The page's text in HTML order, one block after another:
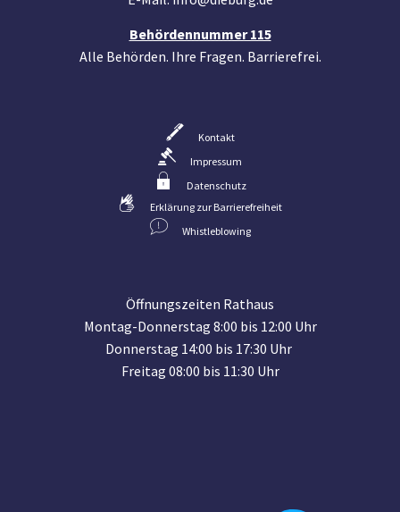
Behördennummer 115
Alle Behörden. Ihre Fragen. Barrierefrei.
Kontakt
Impressum
Datenschutz
Erklärung zur Barrierefreiheit
Whistleblowing
Öffnungszeiten Rathaus
Montag-Donnerstag 8:00 bis 12:00 Uhr
Donnerstag 14:00 bis 17:30 Uhr
Freitag 08:00 bis 11:30 Uhr